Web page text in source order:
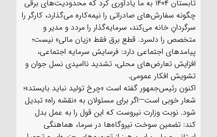
تابستان ۱۴۰۴ به ما یادآوری کرد که محدودیت‌های برقی
چگونه سفارش‌های صادراتی را نیمه‌کاره می‌گذارد، کارگر را
سرگردانِ خانه می‌کند، سرمایه‌گذار را مردد و مدیر و
متخصص را دلسرد. قطع برق فقط «زیان مالی» نیست؛
پیامدهای اجتماعی دارد: فرسایش سرمایه اجتماعی،
افزایش تعارض‌های محلی، تشدید ناامیدی نسل جوان و
تشویش افکار عمومی.
اکنون رئیس‌جمهور گفته است «چرخ تولید نباید بایستد»؛
شعار خوبی است—اگر برای مسئولان به «نقشه راه» تبدیل
شود. نوبت وزارت نیروست که این قول را به عمل بدل
کند: تضمین سوخت نیروگاه‌ها در سرما، هماهنگی